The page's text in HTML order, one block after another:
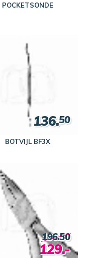
POCKETSONDE
BOTVIJL BF3X
136.50
196.50
129.-